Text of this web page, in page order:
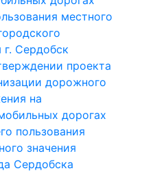
местного
г. Сердобск
проекта
дорожного
на
дорогах
пользования
значения
Сердобска